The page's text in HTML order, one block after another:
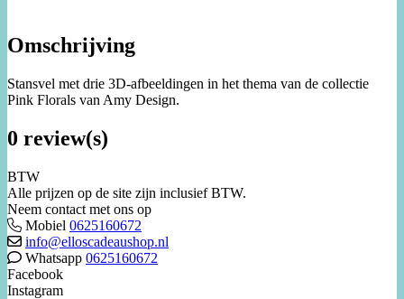
Omschrijving
Stansvel met drie 3D-afbeeldingen in het thema van de collectie
Pink Florals van Amy Design.
0 review(s)
BTW
Alle prijzen op de site zijn inclusief BTW.
Neem contact met ons op
Mobiel 0625160672
info@elloscadeaushop.nl
Whatsapp 0625160672
Facebook
Instagram